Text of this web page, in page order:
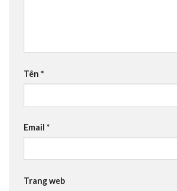
Tên *
Email *
Trang web